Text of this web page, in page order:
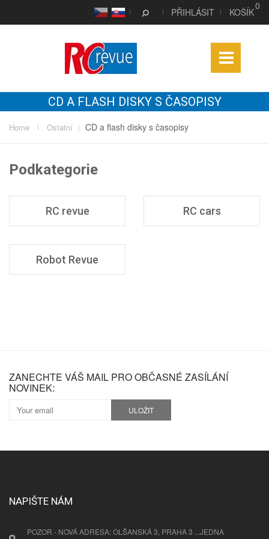
CS SK PŘIHLÁSIT KOŠÍK
0
CD A FLASH DISKY S ČASOPISY
Home Ostatní CD a flash disky s časopisy
Podkategorie
RC revue RC cars
Robot Revue
ZANECHTE VÁŠ MAIL PRO OBČASNÉ ZASÍLÁNÍ
NOVINEK:
ULOŽIT
NAPIŠTE NÁM
POZOR - NOVÁ ADRESA: OLŠANSKÁ 3, PRAHA 3 ...JEDNA